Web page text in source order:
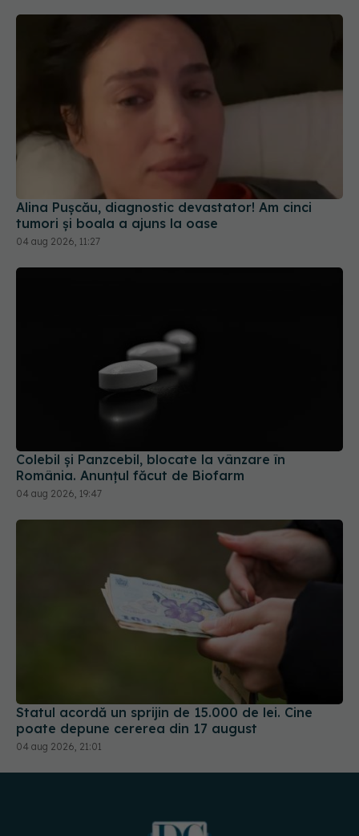
Alina Pușcău, diagnostic devastator! Am cinci
tumori și boala a ajuns la oase
România. Anunțul făcut de Biofarm
Statul acordă un sprijin de 15.000 de lei. Cine
poate depune cererea din 17 august